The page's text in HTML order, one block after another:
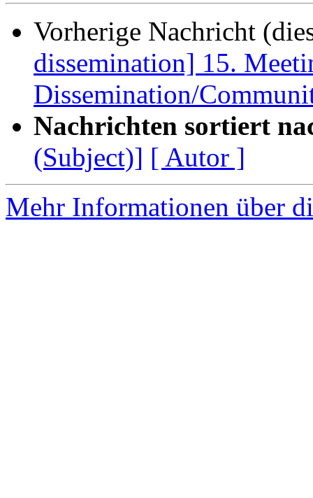
Vorherige Nachricht
dissemination] 15.
Dissemination/
Nachrichten sortiert
(Subject)] [ Autor ]
Mehr Informationen über